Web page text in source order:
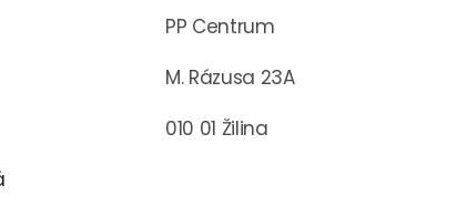
PP Centrum
M. Rázusa 23A
010 01 Žilina